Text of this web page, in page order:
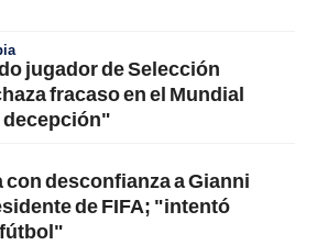
jugador de Selección
fracaso en el Mundial
decepción"
con desconfianza a Gianni
de FIFA; "intentó